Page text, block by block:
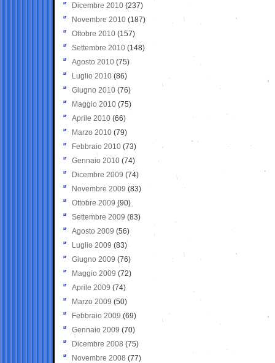
Dicembre 2010 (237)
Novembre 2010 (187)
Ottobre 2010 (157)
Settembre 2010 (148)
Agosto 2010 (75)
Luglio 2010 (86)
Giugno 2010 (76)
Maggio 2010 (75)
Aprile 2010 (66)
Marzo 2010 (79)
Febbraio 2010 (73)
Gennaio 2010 (74)
Dicembre 2009 (74)
Novembre 2009 (83)
Ottobre 2009 (90)
Settembre 2009 (83)
Agosto 2009 (56)
Luglio 2009 (83)
Giugno 2009 (76)
Maggio 2009 (72)
Aprile 2009 (74)
Marzo 2009 (50)
Febbraio 2009 (69)
Gennaio 2009 (70)
Dicembre 2008 (75)
Novembre 2008 (77)